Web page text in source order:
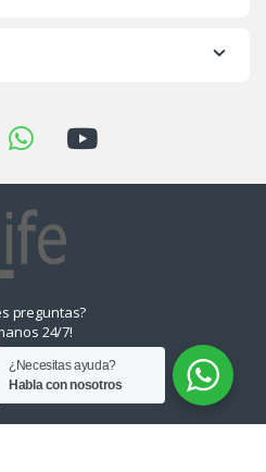
preguntas?
24/7!
955-
¿Necesitas ayuda?
Habla con nosotros